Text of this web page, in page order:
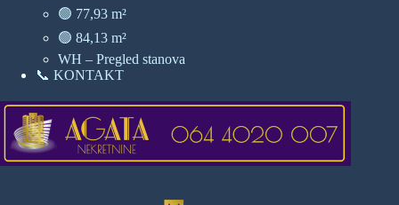
🟢 77,93 m²
🟢 84,13 m²
WH – Pregled stanova
📞 KONTAKT